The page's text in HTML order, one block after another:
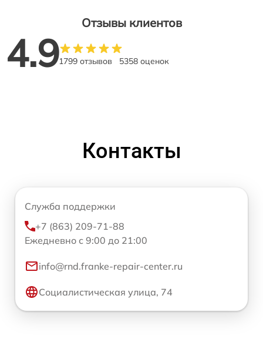
Отзывы клиентов
4.91799 отзывов 5358 оценок
Контакты
Служба поддержки
+7 (863) 209-71-88
Ежедневно с 9:00 до 21:00
info@rnd.franke-repair-center.ru
Социалистическая улица, 74